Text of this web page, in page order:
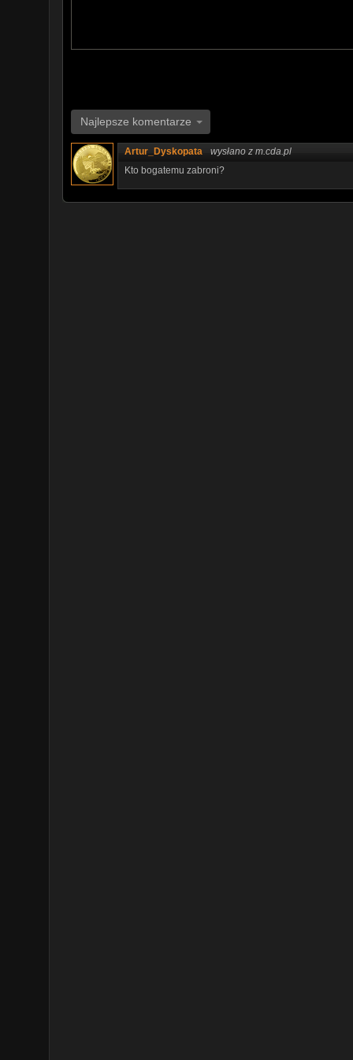
cooperation, please contact the specified e-mail:
kontakt@danielgrzyb.pl
Najlepsze komentarze
Artur_Dyskopata wysłano z m.cda.pl
Kto bogatemu zabroni?